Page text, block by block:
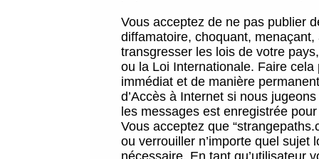
Vous acceptez de ne pas publier
diffamatoire, choquant,
transgresser les lois de votre
ou la Loi Internationale. Faire
immédiat et de manière
d’Accès à Internet si nous
les messages est enregistrée
Vous acceptez que
ou verrouiller n’importe quel sujet
nécessaire. En tant qu’utilisateur